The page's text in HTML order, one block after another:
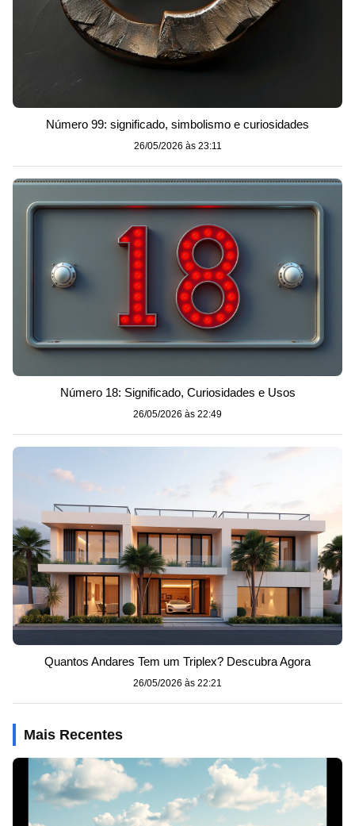
Número 99: significado, simbolismo e curiosidades
26/05/2026 às 23:11
Número 18: Significado, Curiosidades e Usos
26/05/2026 às 22:49
Quantos Andares Tem um Triplex? Descubra Agora
26/05/2026 às 22:21
Mais Recentes